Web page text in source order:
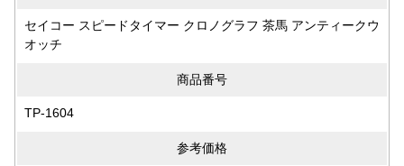
セイコー スピードタイマー クロノグラフ 茶馬 アンティークウ
オッチ
商品番号
TP-1604
参考価格